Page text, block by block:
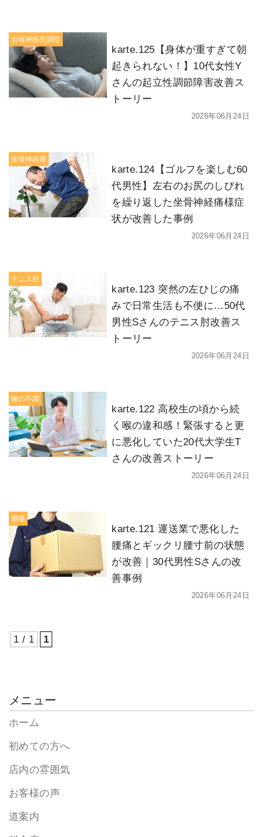
自律神経失調症
karte.125【身体が重すぎて朝
起きられない！】10代女性Y
さんの起立性調節障害改善ス
トーリー
2026年06月24日
坐骨神経痛
karte.124【ゴルフを楽しむ60
代男性】左右のお尻のしびれ
を繰り返した坐骨神経痛様症
状が改善した事例
2026年06月24日
テニス肘
karte.123 突然の左ひじの痛
みで日常生活も不便に…50代
男性Sさんのテニス肘改善ス
トーリー
2026年06月24日
喉の不調
karte.122 高校生の頃から続
く喉の違和感！緊張すると更
に悪化していた20代大学生T
さんの改善ストーリー
2026年06月24日
腰痛
karte.121 運送業で悪化した
腰痛とギックリ腰寸前の状態
が改善｜30代男性Sさんの改
善事例
2026年06月24日
1 / 1 1
メニュー
ホーム
初めての方へ
店内の雰囲気
お客様の声
道案内